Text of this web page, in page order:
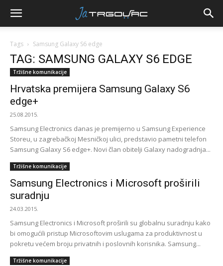
Tags Samsung Galaxy S6 edge
TAG: SAMSUNG GALAXY S6 EDGE
Tržišne komunikacije
Hrvatska premijera Samsung Galaxy S6
edge+
25.08.2015.
Samsung Electronics danas je premijerno u Samsung Experience
Storeu, u zagrebačkoj Mesničkoj ulici, predstavio pametni telefon
Samsung Galaxy S6 edge+. Novi član obitelji Galaxy nadogradnja...
Tržišne komunikacije
Samsung Electronics i Microsoft proširili
suradnju
24.03.2015.
Samsung Electronics i Microsoft proširili su globalnu suradnju kako
bi omogućili pristup Microsoftovim uslugama za produktivnost u
pokretu većem broju privatnih i poslovnih korisnika. Samsung...
Tržišne komunikacije